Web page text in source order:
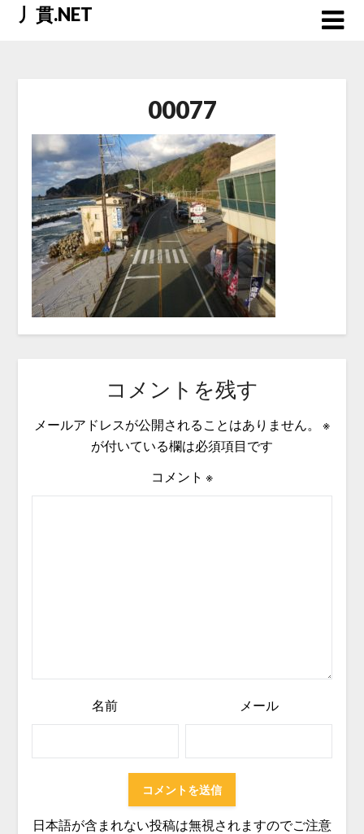
Skip丿貫.NET
00077
コメントを残す
メールアドレスが公開されることはありません。
※
が付いている欄は必須項目です
コメント ※
名前 メール
日本語が含まれない投稿は無視されますのでご注意